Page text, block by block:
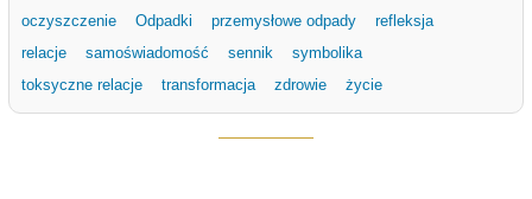
oczyszczenie
Odpadki przemysłowe odpady
refleksja
relacje
samoświadomość sennik
symbolika
toksyczne relacje
transformacja zdrowie życie